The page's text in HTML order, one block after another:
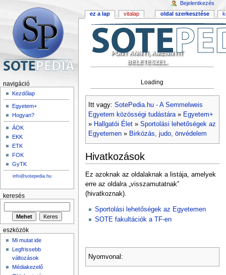
PONT ANNYI, AMENNYIT
BELETESZEL.
Loading
Itt vagy: SotePedia.hu - A Semmelweis
Egyetem közösségi tudástára» Egyetem+
» Hallgatói Élet» Sportolási lehetőségek az
Egyetemen» Birkózás, judo, önvédelem
Hivatkozások
Ez azoknak az oldalaknak a listája, amelyek
erre az oldalra „visszamutatnak”
(hivatkoznak).
Sportolási lehetőségek az Egyetemen
SOTE fakultációk a TF-en
Nyomvonal:
ez a lap vitalap oldal szerkesztése
Bejelentkezés
navigáció
Kezdőlap
Egyetem+
Hogyan?
ÁOK
EKK
ETK
FOK
GyTK
info@sotepedia.hu
keresés
eszközök
Mi mutat ide
Legfrissebb
változások
Médiakezelő